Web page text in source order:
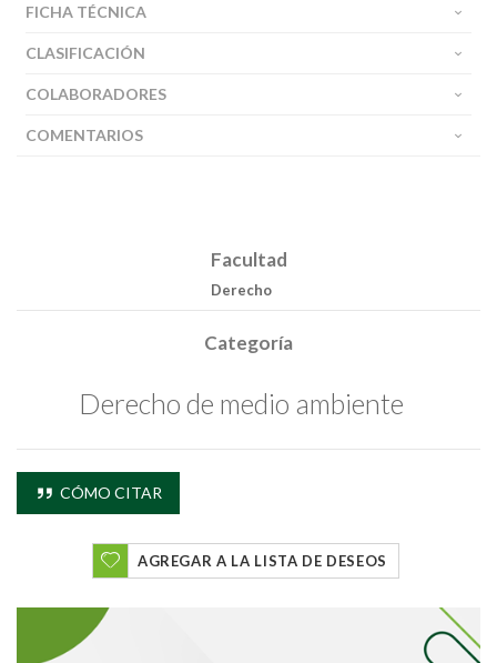
FICHA TÉCNICA
CLASIFICACIÓN
COLABORADORES
COMENTARIOS
Facultad
Derecho
Categoría
Derecho de medio ambiente
CÓMO CITAR
AGREGAR A LA LISTA DE DESEOS